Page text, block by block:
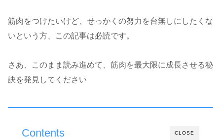
筋肉をつけたいけど、せっかくの努力を台無しにしたくな
いという方、この記事は必読です。
さあ、このまま読み進めて、筋肉を最大限に成長させる秘
訣を発見してください
CLOSE
Contents